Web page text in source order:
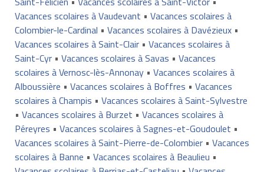
Vacances scolaires à Vaudevant • Vacances scolaires à
Colombier-le-Cardinal • Vacances scolaires à Davézieux•
Vacances scolaires à Saint-Clair• Vacances scolaires à
Saint-Cyr• Vacances scolaires à Savas • Vacances
scolaires à Vernosc-lès-Annonay• Vacances scolaires à
Alboussière • Vacances scolaires à Boffres • Vacances
scolaires à Champis • Vacances scolaires à Saint-Sylvestre
• Vacances scolaires à Burzet • Vacances scolaires à
Péreyres • Vacances scolaires à Sagnes-et-Goudoulet •
Vacances scolaires à Saint-Pierre-de-Colombier• Vacances
scolaires à Banne • Vacances scolaires à Beaulieu •